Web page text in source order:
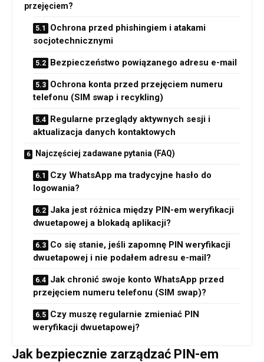
przejęciem?
Ochrona przed phishingiem i atakami
socjotechnicznymi
Bezpieczeństwo powiązanego adresu e-mail
Ochrona konta przed przejęciem numeru
telefonu (SIM swap i recykling)
Regularne przeglądy aktywnych sesji i
aktualizacja danych kontaktowych
Najczęściej zadawane pytania (FAQ)
Czy WhatsApp ma tradycyjne hasło do
logowania?
Jaka jest różnica między PIN-em weryfikacji
dwuetapowej a blokadą aplikacji?
Co się stanie, jeśli zapomnę PIN weryfikacji
dwuetapowej i nie podałem adresu e-mail?
Jak chronić swoje konto WhatsApp przed
przejęciem numeru telefonu (SIM swap)?
Czy muszę regularnie zmieniać PIN
weryfikacji dwuetapowej?
Jak bezpiecznie zarządzać PIN-em